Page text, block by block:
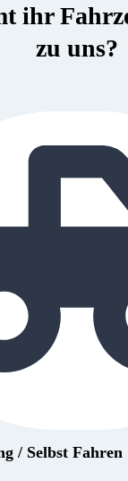
ihr
zu uns?
/ Selbst Fahren